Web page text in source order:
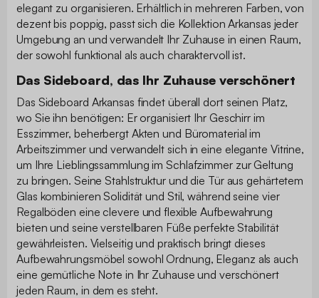
elegant zu organisieren. Erhältlich in mehreren Farben, von
dezent bis poppig, passt sich die Kollektion Arkansas jeder
Umgebung an und verwandelt Ihr Zuhause in einen Raum,
der sowohl funktional als auch charaktervoll ist.
Das Sideboard, das Ihr Zuhause verschönert
Das Sideboard Arkansas findet überall dort seinen Platz,
wo Sie ihn benötigen: Er organisiert Ihr Geschirr im
Esszimmer, beherbergt Akten und Büromaterial im
Arbeitszimmer und verwandelt sich in eine elegante Vitrine,
um Ihre Lieblingssammlung im Schlafzimmer zur Geltung
zu bringen. Seine Stahlstruktur und die Tür aus gehärtetem
Glas kombinieren Solidität und Stil, während seine vier
Regalböden eine clevere und flexible Aufbewahrung
bieten und seine verstellbaren Füße perfekte Stabilität
gewährleisten. Vielseitig und praktisch bringt dieses
Aufbewahrungsmöbel sowohl Ordnung, Eleganz als auch
eine gemütliche Note in Ihr Zuhause und verschönert
jeden Raum, in dem es steht.